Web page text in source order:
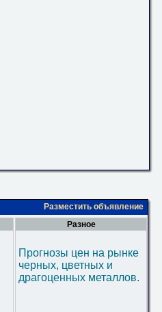
Разместить объявление
Разное
Прогнозы цен на рынке
черных, цветных и
драгоценных металлов.